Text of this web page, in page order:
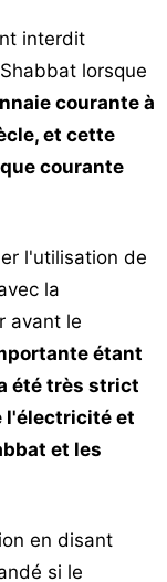
interdit
lorsque
courante à
et cette
courante
l'utilisation de
la
avant le
étant
été très strict
l'électricité et
et les
en disant
si le